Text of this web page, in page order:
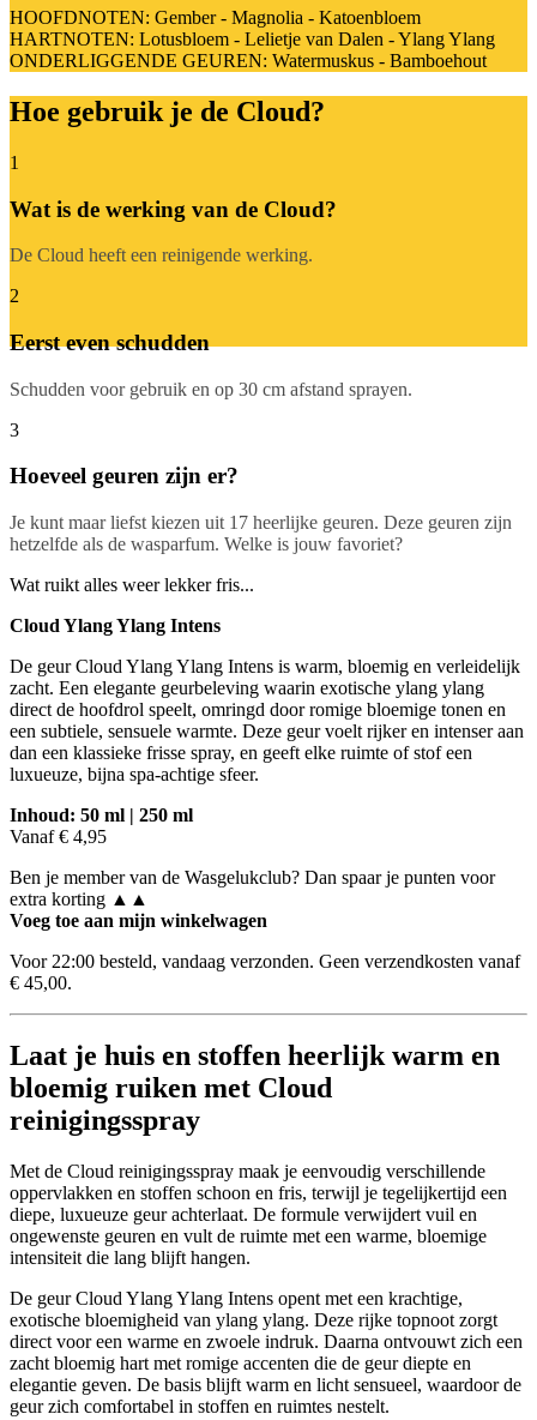
HOOFDNOTEN: Gember - Magnolia - Katoenbloem
HARTNOTEN: Lotusbloem - Lelietje van Dalen - Ylang Ylang
ONDERLIGGENDE GEUREN: Watermuskus - Bamboehout
Hoe gebruik je de Cloud?
1
Wat is de werking van de Cloud?
De Cloud heeft een reinigende werking.
2
Eerst even schudden
Schudden voor gebruik en op 30 cm afstand sprayen.
3
Hoeveel geuren zijn er?
Je kunt maar liefst kiezen uit 17 heerlijke geuren. Deze geuren zijn
hetzelfde als de wasparfum. Welke is jouw favoriet?
Wat ruikt alles weer lekker fris...
Cloud Ylang Ylang Intens
De geur Cloud Ylang Ylang Intens is warm, bloemig en verleidelijk
zacht. Een elegante geurbeleving waarin exotische ylang ylang
direct de hoofdrol speelt, omringd door romige bloemige tonen en
een subtiele, sensuele warmte. Deze geur voelt rijker en intenser aan
dan een klassieke frisse spray, en geeft elke ruimte of stof een
luxueuze, bijna spa-achtige sfeer.
Inhoud: 50 ml | 250 ml
Vanaf € 4,95
Ben je member van de Wasgelukclub? Dan spaar je punten voor
extra korting ▲▲
Voeg toe aan mijn winkelwagen
Voor 22:00 besteld, vandaag verzonden. Geen verzendkosten vanaf
€ 45,00.
Laat je huis en stoffen heerlijk warm en
bloemig ruiken met Cloud
reinigingsspray
Met de Cloud reinigingsspray maak je eenvoudig verschillende
oppervlakken en stoffen schoon en fris, terwijl je tegelijkertijd een
diepe, luxueuze geur achterlaat. De formule verwijdert vuil en
ongewenste geuren en vult de ruimte met een warme, bloemige
intensiteit die lang blijft hangen.
De geur Cloud Ylang Ylang Intens opent met een krachtige,
exotische bloemigheid van ylang ylang. Deze rijke topnoot zorgt
direct voor een warme en zwoele indruk. Daarna ontvouwt zich een
zacht bloemig hart met romige accenten die de geur diepte en
elegantie geven. De basis blijft warm en licht sensueel, waardoor de
geur zich comfortabel in stoffen en ruimtes nestelt.